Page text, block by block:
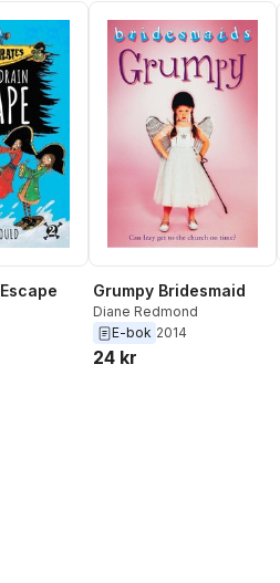
Grumpy Bridesmaid
Diane Redmond
E-bok 2014
24 kr